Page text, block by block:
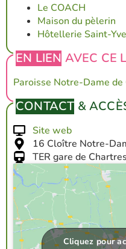
Le COACH
Maison du pèlerin
Hôtellerie Saint-
EN LIEN AVEC CE
Paroisse Notre-Dame de
CONTACT &
Site web
16 Cloître Notre-
TER gare de Chartres
Cliquez pour